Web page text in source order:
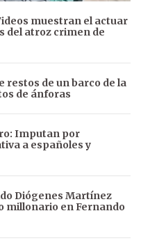
muestran el actuar
del atroz crimen de
restos de un barco de la
de ánforas
Imputan por
a españoles y
Diógenes Martínez
millonario en Fernando